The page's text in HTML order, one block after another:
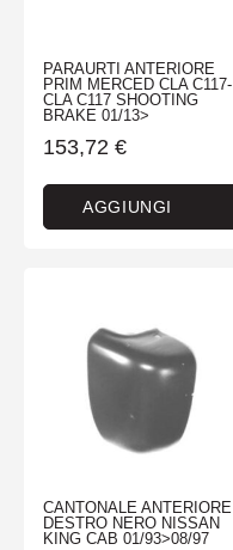
PARAURTI ANTERIORE
PRIM MERCED CLA C117-
CLA C117 SHOOTING
BRAKE 01/13>
153,72 €
AGGIUNGI
CANTONALE ANTERIORE
DESTRO NERO NISSAN
KING CAB 01/93>08/97